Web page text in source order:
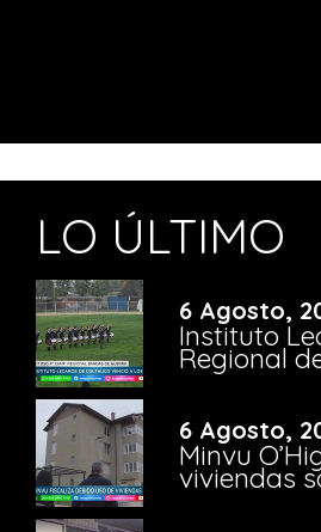
LO ÚLTIMO
6 Agosto,
Instituto
Regional
6 Agosto,
Minvu
viviendas